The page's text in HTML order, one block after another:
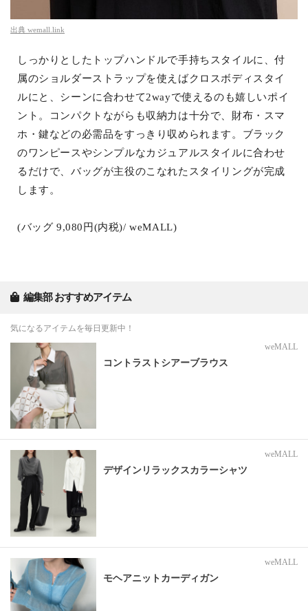
出典 wemall.link
しっかりとしたトップハンドルで手持ちスタイルに、付
属のショルダーストラップを使えばクロスボディスタイ
ルにと、シーンに合わせて2wayで使えるのも嬉しいポイ
ント。コンパクトながらも収納力は十分で、財布・スマ
ホ・鍵などの必需品をすっきり収められます。ブラック
のワンピースやシンプルなカジュアルスタイルに合わせ
るだけで、バッグが主役のこなれたスタイリングが完成
します。
(バッグ 9,080円(内税)/ weMALL)
編集部 おすすめアイテム
気になるアイテムを毎日更新中！
weMALL
コントラストシアーブラウス
weMALL
デザインリラックスカラーシャツ
weMALL
モヘアニットカーディガン